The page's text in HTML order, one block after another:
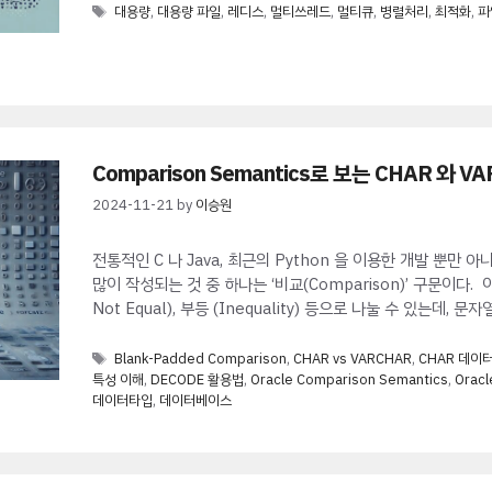
Tags
대용량, 대용량 파일, 레디스, 멀티쓰레드, 멀티큐, 병렬처리,최적화,
Comparison Semantics로 보는 CHAR 와
2024-11-21by 이승원
전통적인 C 나 Java, 최근의 Python 을 이용한 개발 뿐만
많이 작성되는 것 중 하나는 ‘비교(Comparison)’ 구문이
Not Equal), 부등 (Inequality) 등으로 나눌 수 있는데, 문자
Tags
Blank-Padded Comparison,CHAR vs VARCHAR,CHAR 데이
특성 이해, DECODE 활용법, Oracle Comparison Semantics,
데이터타입, 데이터베이스